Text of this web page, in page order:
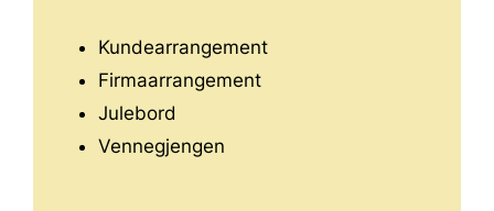
Kundearrangement
Firmaarrangement
Julebord
Vennegjengen